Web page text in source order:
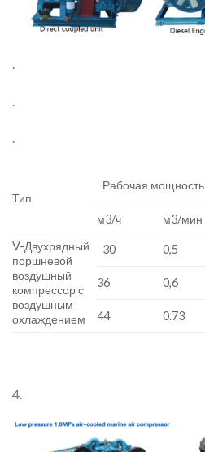
.
Тип
Рабочая мощность
м3/ч м3/мин
V-Двухрядный
поршневой
воздушный
компрессор с
воздушным
охлаждением
30 0,5
36 0,6
44 0.73
4.